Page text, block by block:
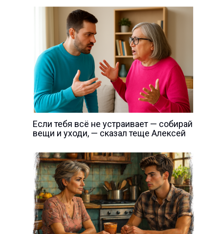
Если тебя всё не устраивает — собирай
вещи и уходи, — сказал теще Алексей